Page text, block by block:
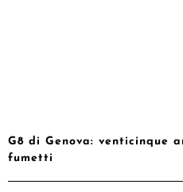
G8 di Genova: venticinque
fumetti